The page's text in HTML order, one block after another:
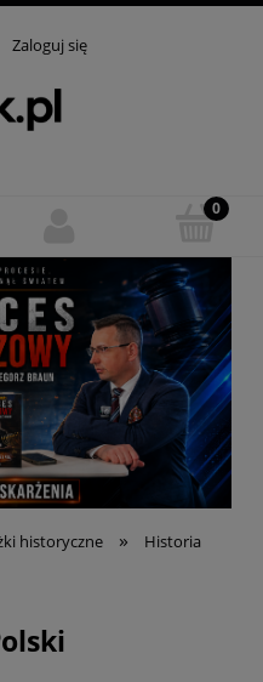
Zaloguj się
historyczne »
Historia